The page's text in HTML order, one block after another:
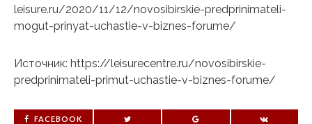
leisure.ru/2020/11/12/novosibirskie-predprinimateli-
mogut-prinyat-uchastie-v-biznes-forume/
Источник: https://leisurecentre.ru/novosibirskie-
predprinimateli-primut-uchastie-v-biznes-forume/
FACEBOOK